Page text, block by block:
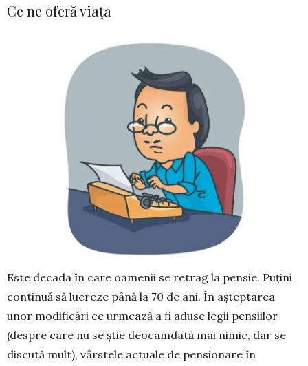
Ce ne oferă viața
Este decada în care oamenii se retrag la pensie. Puțini
continuă să lucreze până la 70 de ani. În așteptarea
unor modificări ce urmează a fi aduse legii pensiilor
(despre care nu se știe deocamdată mai nimic, dar se
discută mult), vârstele actuale de pensionare în